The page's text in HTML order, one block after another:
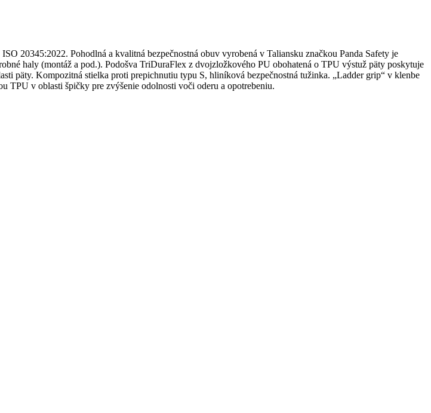
20345:2022. Pohodlná a kvalitná bezpečnostná obuv vyrobená v Taliansku značkou Panda Safety je
haly (montáž a pod.). Podošva TriDuraFlex z dvojzložkového PU obohatená o TPU výstuž päty poskytuje
päty. Kompozitná stielka proti prepichnutiu typu S, hliníková bezpečnostná tužinka. „Ladder grip“ v klenbe
v oblasti špičky pre zvýšenie odolnosti voči oderu a opotrebeniu.